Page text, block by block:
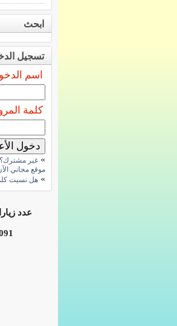
ابحث
تسجيل
اسم
كلمة
» غير
موقع مجاني
» هل نسيت
عدد